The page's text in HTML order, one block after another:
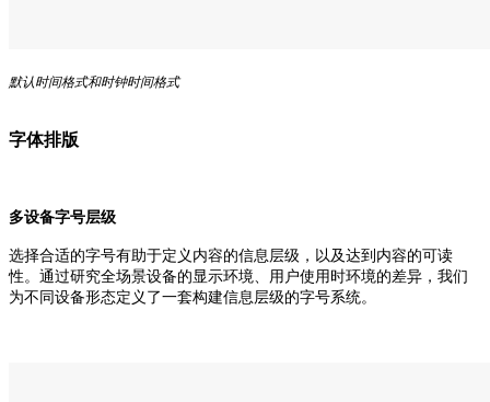
默认时间格式和时钟时间格式
字体排版
多设备字号层级
选择合适的字号有助于定义内容的信息层级，以及达到内容的可读
性。通过研究全场景设备的显示环境、用户使用时环境的差异，我们
为不同设备形态定义了一套构建信息层级的字号系统。